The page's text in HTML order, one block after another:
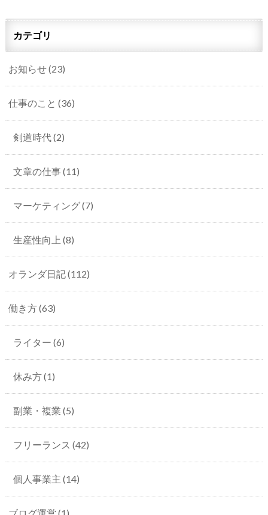
カテゴリ
お知らせ(23)
仕事のこと (36)
剣道時代(2)
文章の仕事(11)
マーケティング(7)
生産性向上 (8)
オランダ日記(112)
働き方(63)
ライター (6)
休み方(1)
副業・複業 (5)
フリーランス (42)
個人事業主 (14)